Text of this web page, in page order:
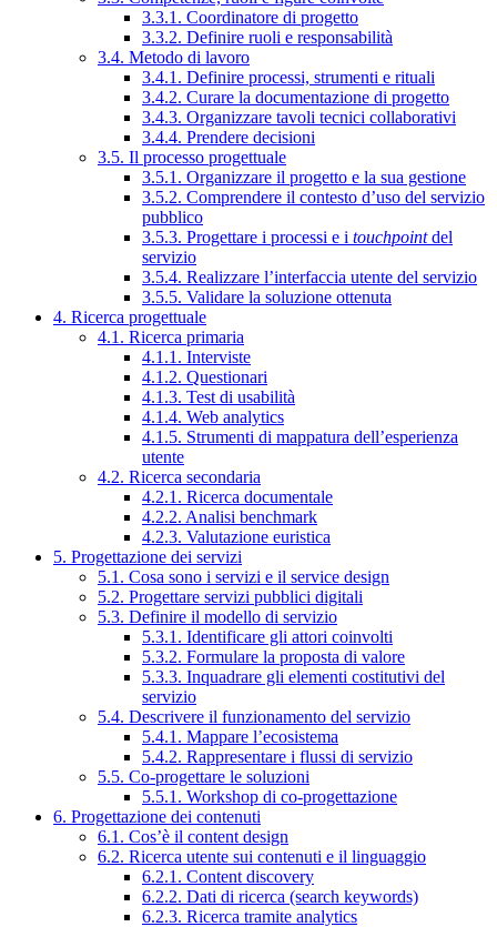
3.3.1. Coordinatore di progetto
3.3.2. Definire ruoli e responsabilità
3.4. Metodo di lavoro
3.4.1. Definire processi, strumenti e rituali
3.4.2. Curare la documentazione di progetto
3.4.3. Organizzare tavoli tecnici collaborativi
3.4.4. Prendere decisioni
3.5. Il processo progettuale
3.5.1. Organizzare il progetto e la sua gestione
3.5.2. Comprendere il contesto d’uso del servizio
pubblico
3.5.3. Progettare i processi e i touchpointdel
servizio
3.5.4. Realizzare l’interfaccia utente del servizio
3.5.5. Validare la soluzione ottenuta
4. Ricerca progettuale
4.1. Ricerca primaria
4.1.1. Interviste
4.1.2. Questionari
4.1.3. Test di usabilità
4.1.4. Web analytics
4.1.5. Strumenti di mappatura dell’esperienza
utente
4.2. Ricerca secondaria
4.2.1. Ricerca documentale
4.2.2. Analisi benchmark
4.2.3. Valutazione euristica
5. Progettazione dei servizi
5.1. Cosa sono i servizi e il service design
5.2. Progettare servizi pubblici digitali
5.3. Definire il modello di servizio
5.3.1. Identificare gli attori coinvolti
5.3.2. Formulare la proposta di valore
5.3.3. Inquadrare gli elementi costitutivi del
servizio
5.4. Descrivere il funzionamento del servizio
5.4.1. Mappare l’ecosistema
5.4.2. Rappresentare i flussi di servizio
5.5. Co-progettare le soluzioni
5.5.1. Workshop di co-progettazione
6. Progettazione dei contenuti
6.1. Cos’è il content design
6.2. Ricerca utente sui contenuti e il linguaggio
6.2.1. Content discovery
6.2.2. Dati di ricerca (search keywords)
6.2.3. Ricerca tramite analytics